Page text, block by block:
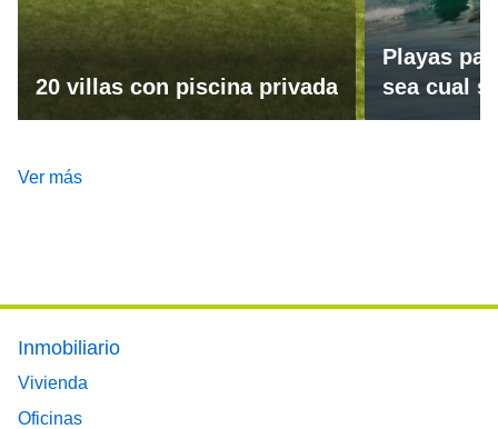
20 villas con piscina privada
Playas
sea cual
Ver más
Footer main menu
Inmobiliario
Vivienda
Oficinas